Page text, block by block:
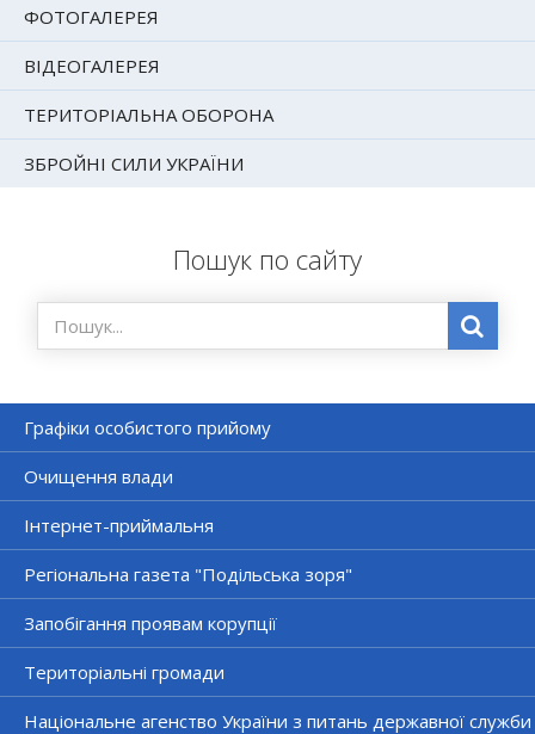
ФОТОГАЛЕРЕЯ
ВІДЕОГАЛЕРЕЯ
ТЕРИТОРІАЛЬНА ОБОРОНА
ЗБРОЙНІ СИЛИ УКРАЇНИ
Пошук по сайту
Графіки особистого прийому
Очищення влади
Інтернет-приймальня
Регіональна газета "Подільська зоря"
Запобігання проявам корупції
Територіальні громади
Національне агенство України з питань державної служби